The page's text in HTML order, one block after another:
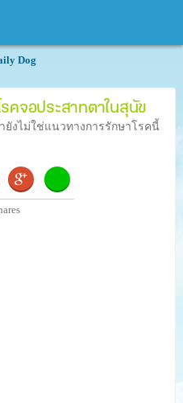
Dog
จอประสาทตาในสุนัข
งไม่ใช่แนวทางการรักษาโรคนี้